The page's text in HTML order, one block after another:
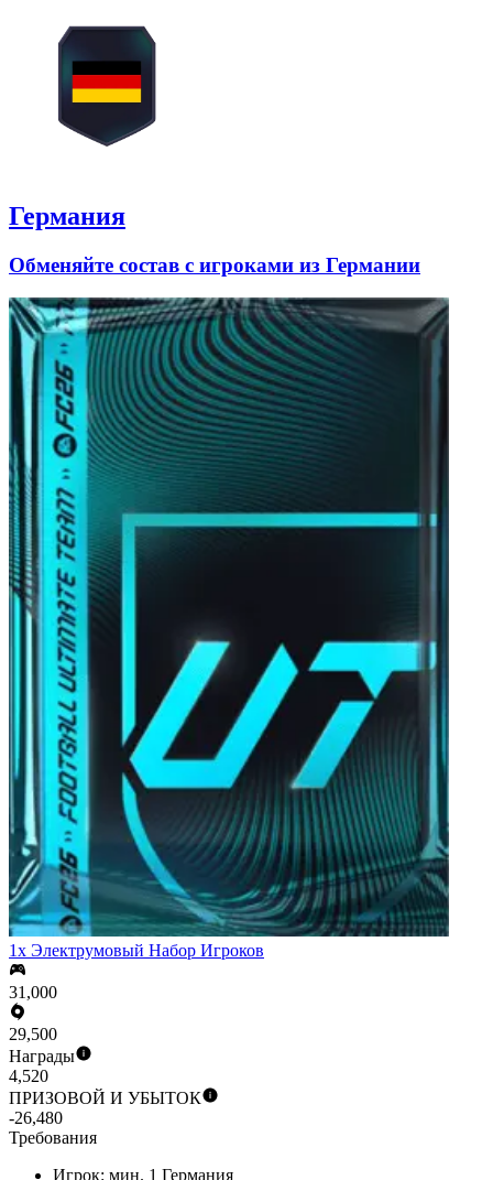
Германия
Обменяйте состав с игроками из Германии
1x Электрумовый Набор Игроков
31,000
29,500
Награды
4,520
ПРИЗОВОЙ И УБЫТОК
-26,480
Требования
Игрок: мин. 1 Германия